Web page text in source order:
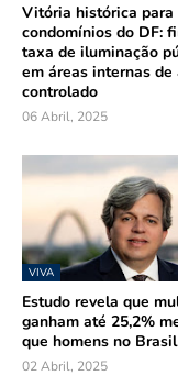
Vitória histórica para
condomínios do DF:
taxa de iluminação
em áreas internas de
controlado
06 Abril, 2025
VIVA
Estudo revela que
ganham até 25,2%
que homens no Brasil
02 Abril, 2025